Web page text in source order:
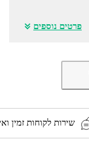
פרטים נוספים
שירות לקוחות זמין